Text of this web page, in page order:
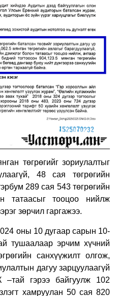
төгрөгийг зориулалтыг
48 сая төгрөгийн
289 сая 543 төгрөгийн
татаасыг тооцоо нийлж
зөрчил гаргажээ.
оны 10 дугаар сарын 10-
тушаалаар эрчим хүчний
санхүүжилт олгож,
дагуу зарцуулаагүй
–тай гэрээ байгуулж 102
хамруулан 50 сая 820